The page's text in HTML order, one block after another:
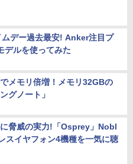
デー過去最安! Anker注目プ
デルを使ってみた
メモリ倍増！メモリ32GBの
グノート」
脅威の実力!「Osprey」Nobl
スイヤフォン4機種を一気に聴